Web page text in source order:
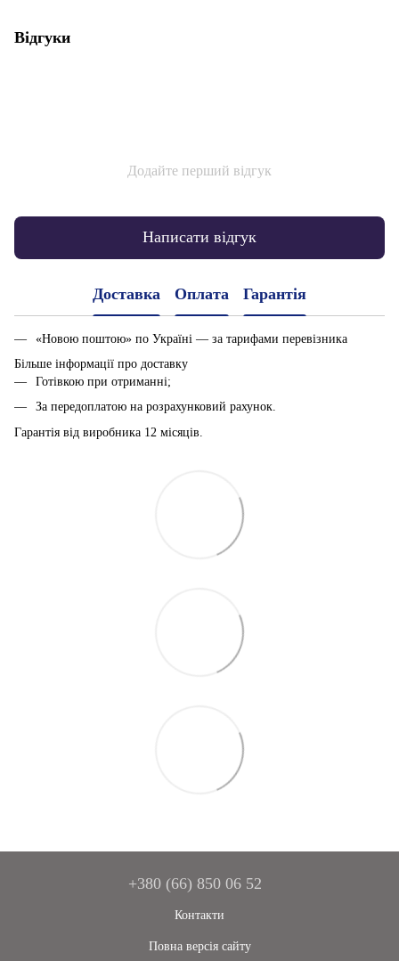
Відгуки
Додайте перший відгук
Написати відгук
Доставка Оплата Гарантія
«Новою поштою» по Україні — за тарифами перевізника
Більше інформації про доставку
Готівкою при отриманні;
За передоплатою на розрахунковий рахунок.
Гарантія від виробника 12 місяців.
+380 (66) 850 06 52
Контакти
Повна версія сайту